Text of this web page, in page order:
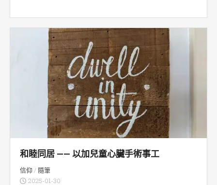
和睦同居 —— 以加兒童心臟手術事工
信仰 / 隨筆
2025-01-30